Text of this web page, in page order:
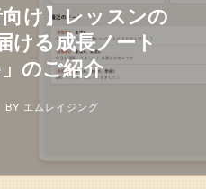
け】レッスンの
ける成長ノート
のご紹介
BY エムレイジング